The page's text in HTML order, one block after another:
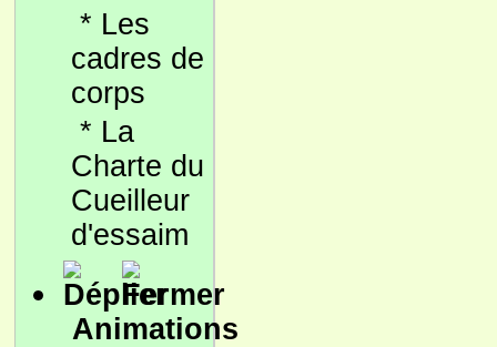
* Les
cadres de
corps
* La
Charte du
Cueilleur
d'essaim
Animations